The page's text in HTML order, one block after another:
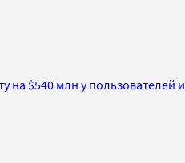
на $540 млн у пользователей